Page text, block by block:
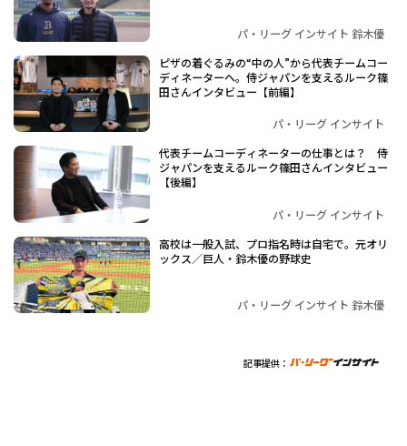
パ・リーグ インサイト 鈴木優
ピザの着ぐるみの“中の人”から代表チームコー
ディネーターへ。侍ジャパンを支えるルーク篠
田さんインタビュー【前編】
パ・リーグ インサイト
代表チームコーディネーターの仕事とは？ 侍
ジャパンを支えるルーク篠田さんインタビュー
【後編】
パ・リーグ インサイト
高校は一般入試、プロ指名時は自宅で。元オリ
ックス／巨人・鈴木優の野球史
パ・リーグ インサイト 鈴木優
記事提供：